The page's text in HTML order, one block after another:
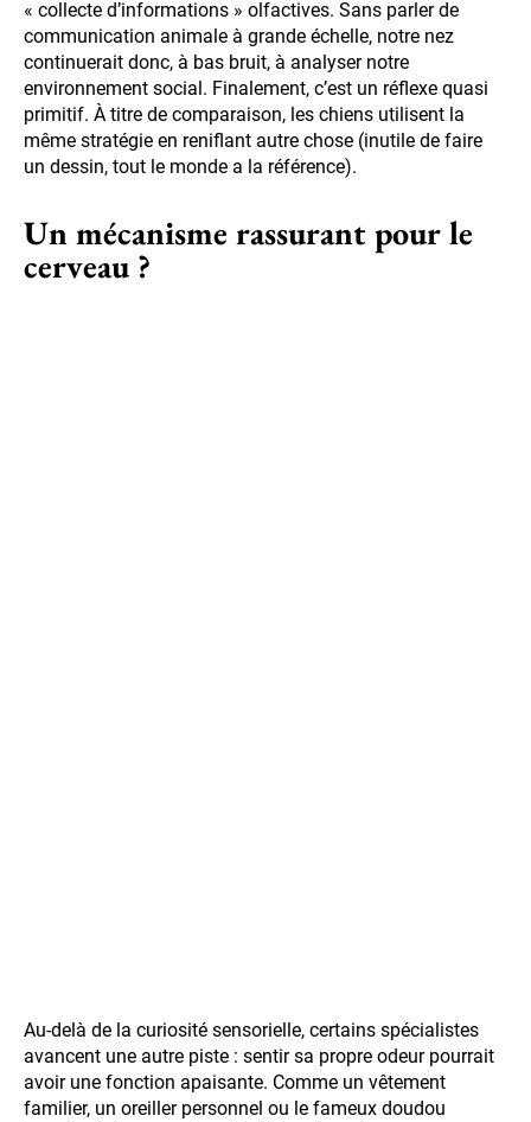
« collecte d’informations » olfactives. Sans parler de
communication animale à grande échelle, notre nez
continuerait donc, à bas bruit, à analyser notre
environnement social. Finalement, c’est un réflexe quasi
primitif. À titre de comparaison, les chiens utilisent la
même stratégie en reniflant autre chose (inutile de faire
un dessin, tout le monde a la référence).
Un mécanisme rassurant pour le
cerveau ?
Au-delà de la curiosité sensorielle, certains spécialistes
avancent une autre piste : sentir sa propre odeur pourrait
avoir une fonction apaisante. Comme un vêtement
familier, un oreiller personnel ou le fameux doudou